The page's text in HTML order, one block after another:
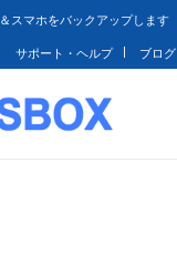
スマホをバックアップします
サポート・ヘルプ
ブログ